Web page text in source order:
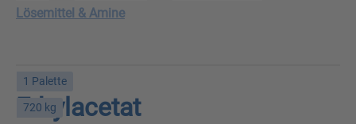
Lösemittel & Amine
1 Palette
720 kg
Ethylacetat